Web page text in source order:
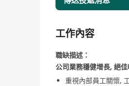
工作內容
職缺描述：
公司業務穩健增長, 絕
重視內部員工關懷,